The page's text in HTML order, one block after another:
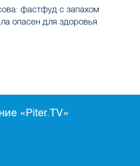
фастфуд с запахом
опасен для здоровья
«Piter.TV»